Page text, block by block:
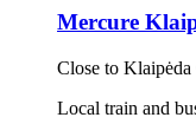
Mercure
Close to
Local train and